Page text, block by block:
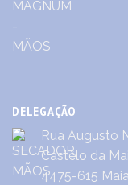
DELEGAÇÃO
Rua Augusto
Castêlo da
4475-615